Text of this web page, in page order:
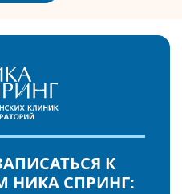
К
НИКА СПРИНГ: